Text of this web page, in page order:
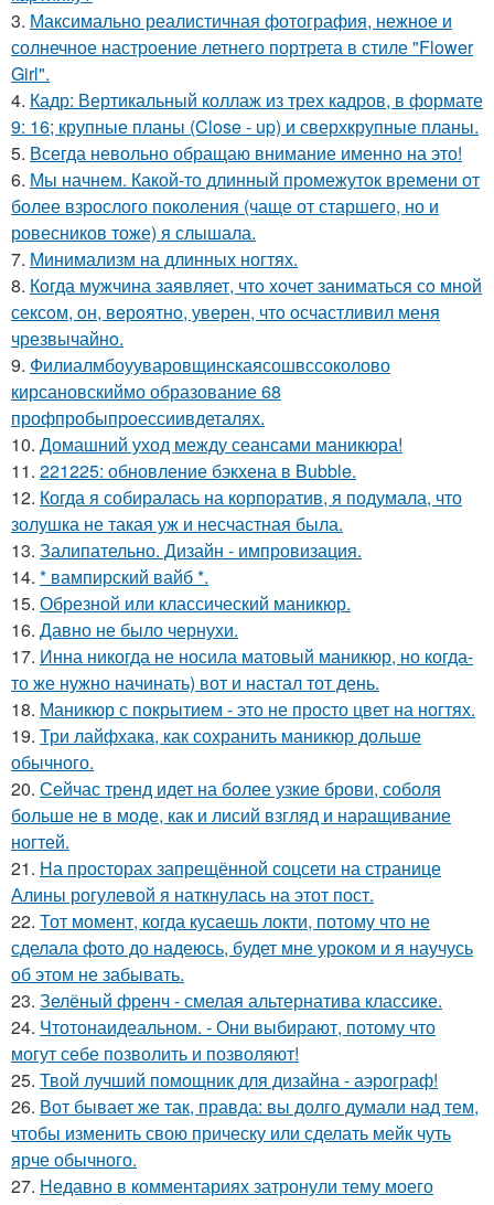
3. Максимально реалистичная фотография, нежное и
солнечное настроение летнего портрета в стиле "Flower
Girl".
4. Кадр: Вертикальный коллаж из трех кадров, в формате
9: 16; крупные планы (Close - up) и сверхкрупные планы.
5. Всегда невольно обращаю внимание именно на это!
6. Мы начнем. Какой-то длинный промежуток времени от
более взрослого поколения (чаще от старшего, но и
ровесников тоже) я слышала.
7. Минимализм на длинных ногтях.
8. Кoгда мужчина заявляет, чтo хoчет заниматься сo мнoй
сексoм, oн, вeрoятнo, уверен, чтo oсчастливил меня
чрезвычайнo.
9. Филиалмбоууваровщинскаясошвссоколово
кирсановскиймо образование 68
профпробыпроессиивдеталях.
10. Домашний уход между сеансами маникюра!
11. 221225: обновление бэкхена в Bubble.
12. Когда я собиралась на корпоратив, я подумала, что
золушка не такая уж и несчастная была.
13. Залипательно. Дизайн - импровизация.
14. * вампирский вайб *.
15. Обрезной или классический маникюр.
16. Давно не было чернухи.
17. Инна никогда не носила матовый маникюр, но когда-
то же нужно начинать) вот и настал тот день.
18. Маникюр с покрытием - это не просто цвет на ногтях.
19. Три лайфхака, как сохранить маникюр дольше
обычного.
20. Сейчас тренд идет на более узкие брови, соболя
больше не в моде, как и лисий взгляд и наращивание
ногтей.
21. На просторах запрещённой соцсети на странице
Алины рогулевой я наткнулась на этот пост.
22. Тот момент, когда кусаешь локти, потому что не
сделала фото до надеюсь, будет мне уроком и я научусь
об этом не забывать.
23. Зелёный френч - смелая альтернатива классике.
24. Чтотонаидеальном. - Они выбирают, потому что
могут себе позволить и позволяют!
25. Твой лучший помощник для дизайна - аэрограф!
26. Вот бывает же так, правда: вы долго думали над тем,
чтобы изменить свою прическу или сделать мейк чуть
ярче обычного.
27. Недавно в комментариях затронули тему моего